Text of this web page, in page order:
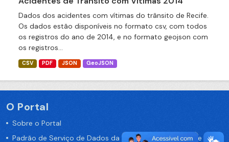
Dados dos acidentes com vítimas do trânsito de Recife.
Os dados estão disponíveis no formato csv, com todos
os registros do ano de 2014, e no formato geojson com
os registros...
CSV PDF JSON GeoJSON
O Portal
Sobre o Portal
Padrão de Serviço de Dados da Prefeitura da Cidade de